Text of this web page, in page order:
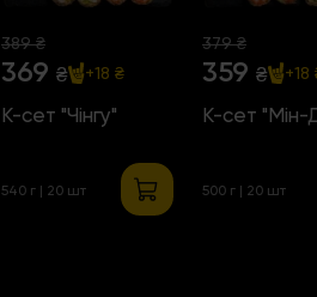
389 ₴
369 ₴ +18 ₴
К-сет "Чінгу"
540 г | 20 шт
379 ₴
359 ₴ +18
К-сет "Мін-
500 г | 20 шт